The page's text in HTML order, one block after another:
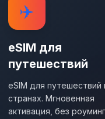
✈️
eSIM для
путешествий
eSIM для путешествий
странах. Мгновенная
активация, без